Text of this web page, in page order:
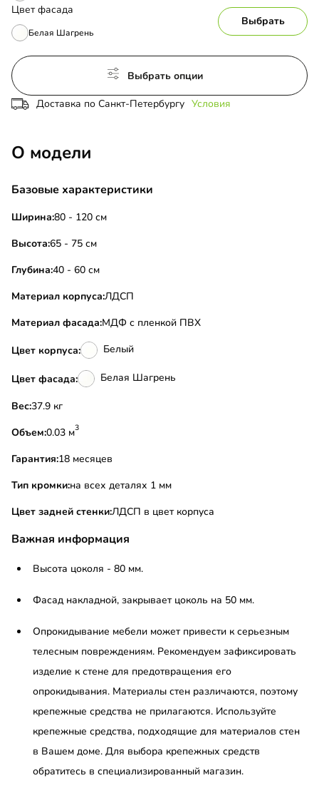
Цвет фасада
Белая Шагрень
Выбрать
Выбрать опции
Доставка по Санкт-Петербургу Условия
О модели
Базовые характеристики
Ширина:80 - 120 см
Высота:65 - 75 см
Глубина:40 - 60 см
Материал корпуса:ЛДСП
Материал фасада:МДФ с пленкой ПВХ
Цвет корпуса: Белый
Цвет фасада: Белая Шагрень
Вес:
37.9 кг
Объем:
0.03 м3
Гарантия:18 месяцев
Тип кромки:на всех деталях 1 мм
Цвет задней стенки:ЛДСП в цвет корпуса
Важная информация
Высота цоколя - 80 мм.
Фасад накладной, закрывает цоколь на 50 мм.
Опрокидывание мебели может привести к серьезным
телесным повреждениям. Рекомендуем зафиксировать
изделие к стене для предотвращения его
опрокидывания. Материалы стен различаются, поэтому
крепежные средства не прилагаются. Используйте
крепежные средства, подходящие для материалов стен
в Вашем доме. Для выбора крепежных средств
обратитесь в специализированный магазин.